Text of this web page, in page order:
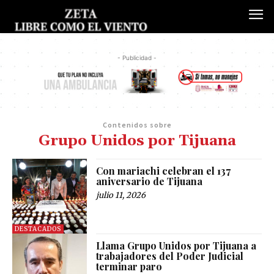
- Publicidad -
Contenidos sobre
Grupo Unidos por Tijuana
DESTACADOS
Con mariachi celebran el 137
aniversario de Tijuana
julio 11, 2026
Llama Grupo Unidos por Tijuana a
trabajadores del Poder Judicial
terminar paro